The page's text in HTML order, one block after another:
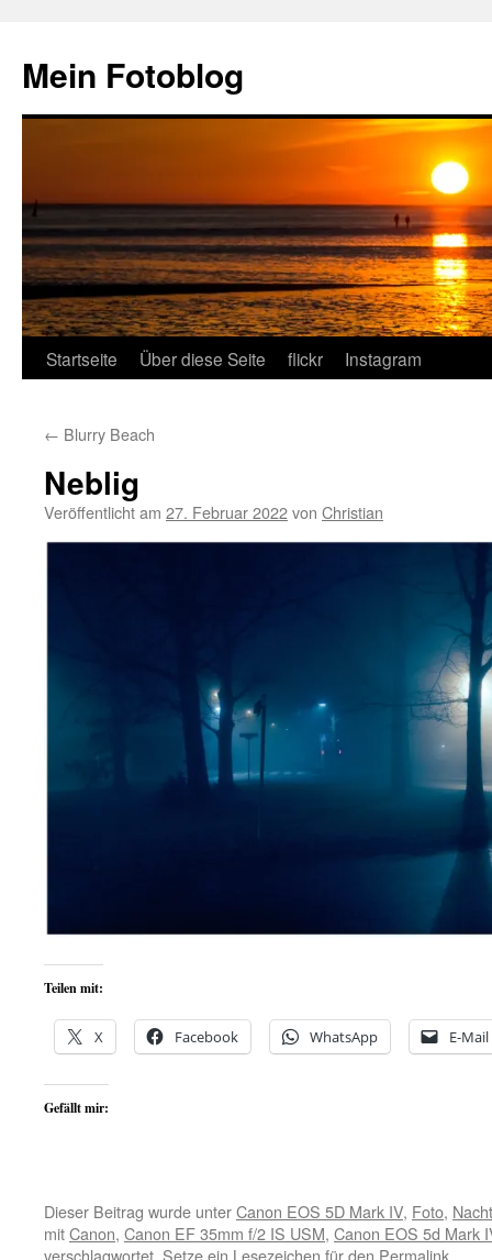
springen
Mein Fotoblog
Startseite Über diese Seite flickr Instagram
← Blurry Beach
Neblig
Veröffentlicht am 27. Februar 2022von Christian
Teilen mit:
X Facebook WhatsApp E-Mail
Gefällt mir:
Dieser Beitrag wurde unterCanon EOS 5D Mark IV, Foto,
mitCanon, Canon EF 35mm f/2 IS USM, Canon EOS 5d Mark
verschlagwortet. Setze ein Lesezeichen für den Permalink.